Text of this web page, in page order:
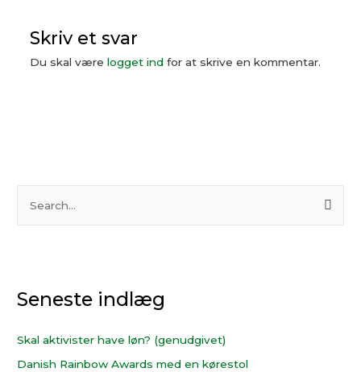
Skriv et svar
Du skal være logget indfor at skrive en kommentar.
ø
f
e
r
Seneste indlæg
Skal aktivister have løn? (genudgivet)
Danish Rainbow Awards med en kørestol